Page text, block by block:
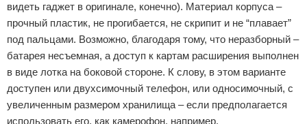
видеть гаджет в оригинале, конечно). Материал корпуса –
прочный пластик, не прогибается, не скрипит и не “плавает”
под пальцами. Возможно, благодаря тому, что неразборный –
батарея несъемная, а доступ к картам расширения выполнен
в виде лотка на боковой стороне. К слову, в этом варианте
доступен или двухсимочный телефон, или односимочный, с
увеличенным размером хранилища – если предполагается
использовать его, как камерофон, например.